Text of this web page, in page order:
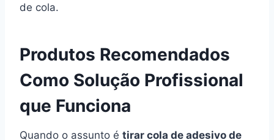
de cola.
Produtos Recomendados
Como Solução Profissional
que Funciona
Quando o assunto é tirar cola de adesivo de